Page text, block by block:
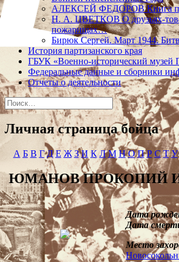
АЛЕКСЕЙ ФЕДОРОВ Книга
Н. А. ЦВЕТКОВ О друзьях-
пожарищах…
Бирюк Сергей. Март 1944.
История партизанского края
ГБУК «Военно-исторический музей
Федеральные данные и сборники
Отчеты о деятельности
Найти:
Личная страница бойца
А Б В Г Д Е Ж З И К Л М Н О П Р С Т У
ЮМАНОВ ПРОКОПИЙ
Дата
Дата
Место